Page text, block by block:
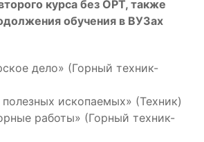
курса без ОРТ, также
обучения в ВУЗах
дело» (Горный техник-
ископаемых» (Техник)
работы» (Горный техник-